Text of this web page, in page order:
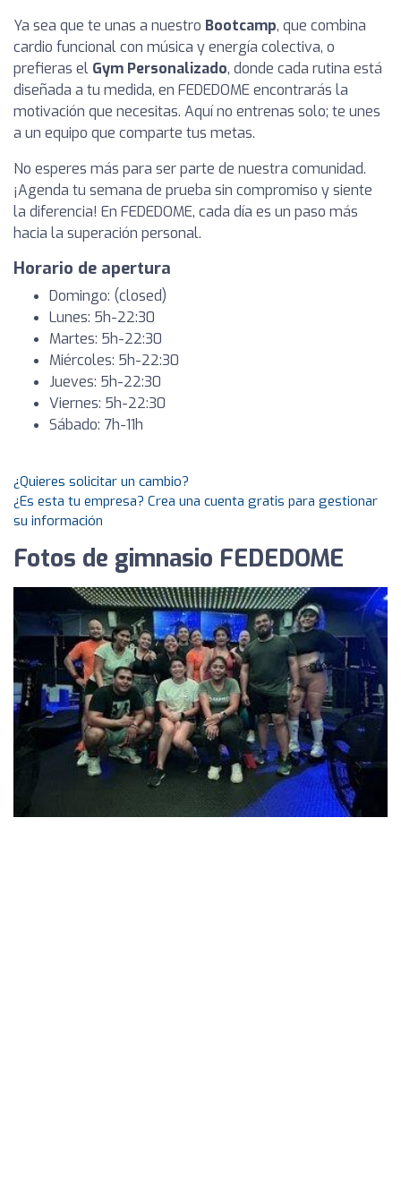
Ya sea que te unas a nuestro Bootcamp, que combina
cardio funcional con música y energía colectiva, o
prefieras el Gym Personalizado, donde cada rutina está
diseñada a tu medida, en FEDEDOME encontrarás la
motivación que necesitas. Aquí no entrenas solo; te unes
a un equipo que comparte tus metas.
No esperes más para ser parte de nuestra comunidad.
¡Agenda tu semana de prueba sin compromiso y siente
la diferencia! En FEDEDOME, cada día es un paso más
hacia la superación personal.
Horario de apertura
Domingo: (closed)
Lunes: 5h-22:30
Martes: 5h-22:30
Miércoles: 5h-22:30
Jueves: 5h-22:30
Viernes: 5h-22:30
Sábado: 7h-11h
¿Quieres solicitar un cambio?
¿Es esta tu empresa? Crea una cuenta gratis para gestionar
su información
Fotos de gimnasio FEDEDOME